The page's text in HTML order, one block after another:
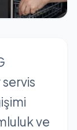
servis
ve